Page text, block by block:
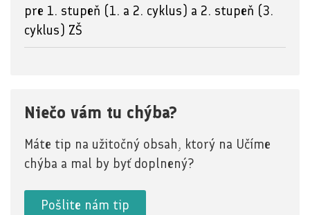
pre 1. stupeň (1. a 2. cyklus) a 2. stupeň (3.
cyklus) ZŠ
Niečo vám tu chýba?
Máte tip na užitočný obsah, ktorý na Učíme
chýba a mal by byť doplnený?
Pošlite nám tip